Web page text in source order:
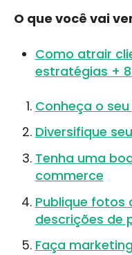
O que você vai
Como atrair
estratégias +
Conheça o
Diversifique
Tenha uma
commerce
Publique fotos
descrições de
Faça